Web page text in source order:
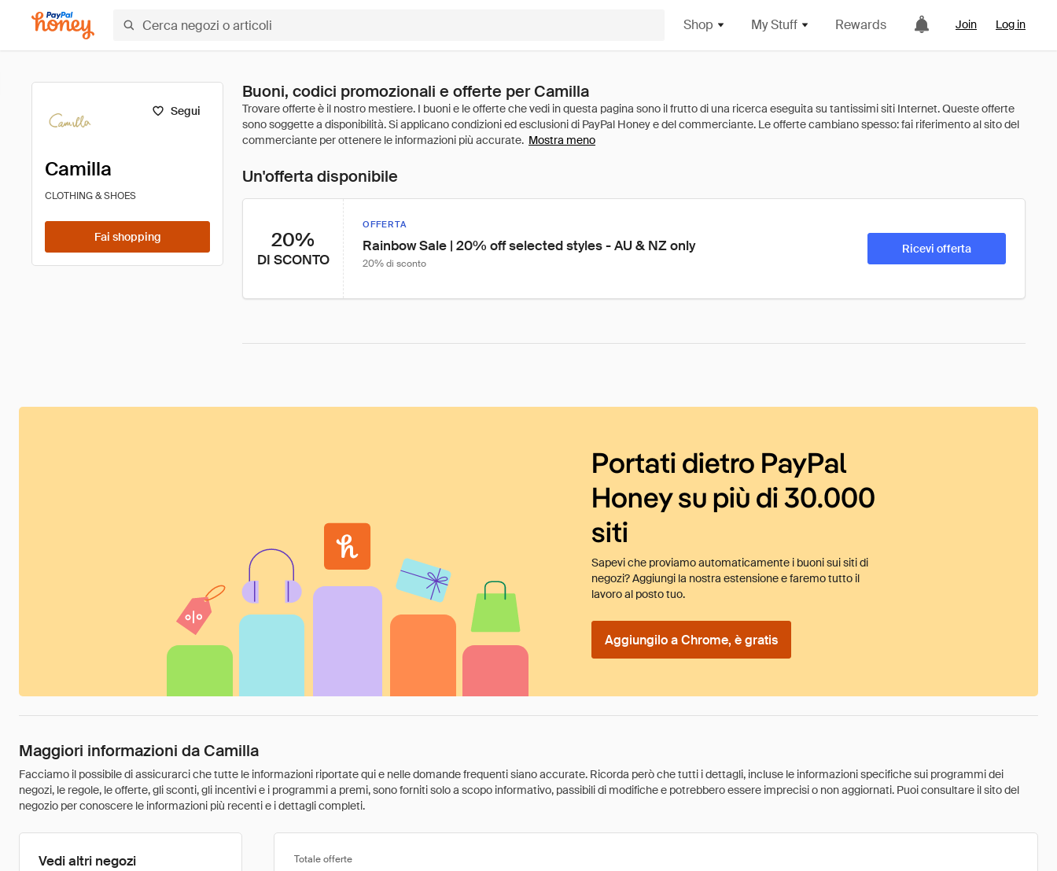
Shop My Stuff Rewards Join Log in
Segui
Camilla
CLOTHING & SHOES
Fai shopping
Buoni, codici promozionali e offerte per Camilla
Mostra meno
Un'offerta disponibile
20%
DI SCONTO
OFFERTA
Rainbow Sale | 20% off selected styles - AU & NZ only
20% di sconto
Ricevi offerta
Portati dietro PayPal
Honey su più di 30.000
siti
Sapevi che proviamo automaticamente i buoni sui siti di
negozi? Aggiungi la nostra estensione e faremo tutto il
lavoro al posto tuo.
Aggiungilo a Chrome, è gratis
Maggiori informazioni da Camilla
Facciamo il possibile di assicurarci che tutte le informazioni riportate qui e nelle domande frequenti siano accurate. Ricorda però che tutti i dettagli, incluse le informazioni specifiche sui programmi dei
negozi, le regole, le offerte, gli sconti, gli incentivi e i programmi a premi, sono forniti solo a scopo informativo, passibili di modifiche e potrebbero essere imprecisi o non aggiornati. Puoi consultare il sito del
negozio per conoscere le informazioni più recenti e i dettagli completi.
Vedi altri negozi Totale offerte